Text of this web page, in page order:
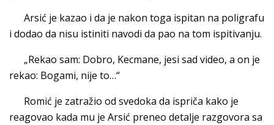
Arsić je kazao i da je nakon toga ispitan na poligrafu
i dodao da nisu istiniti navodi da pao na tom ispitivanju.
„Rekao sam: Dobro, Kecmane, jesi sad video, a on je
rekao: Bogami, nije to…“
Romić je zatražio od svedoka da ispriča kako je
reagovao kada mu je Arsić preneo detalje razgovora sa